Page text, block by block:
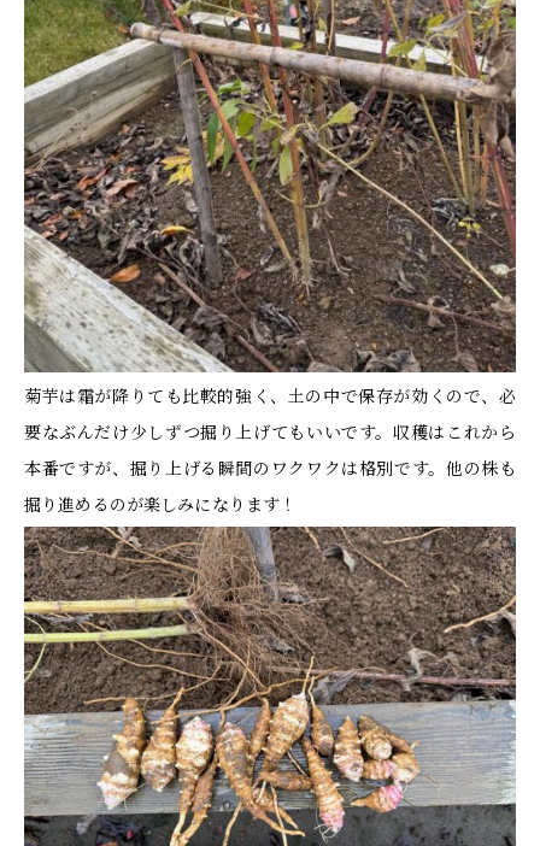
菊芋は霜が降りても比較的強く、土の中で保存が効くので、必
要なぶんだけ少しずつ掘り上げてもいいです。収穫はこれから
本番ですが、掘り上げる瞬間のワクワクは格別です。他の株も
掘り進めるのが楽しみになります！